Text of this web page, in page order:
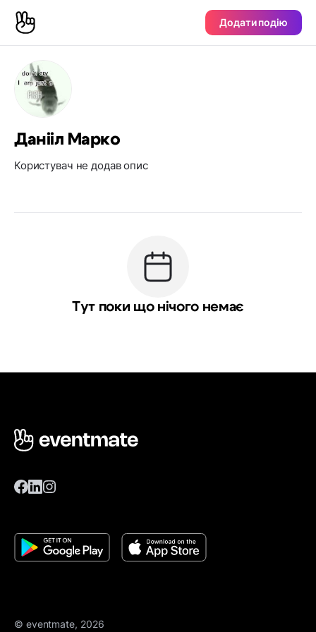
Додати подію
Данiiл Марко
Користувач не додав опис
Тут поки що нічого немає
© eventmate, 2026